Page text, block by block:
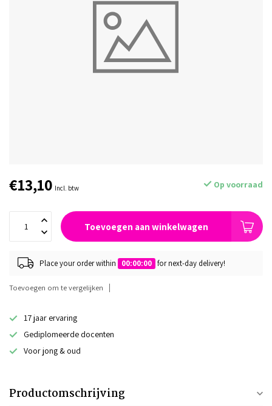
€13,10 Incl. btw Op voorraad
Toevoegen aan winkelwagen
Place your order within 00:00:00 for next-day delivery!
Toevoegen om te vergelijken
17 jaar ervaring
Gediplomeerde docenten
Voor jong & oud
Productomschrijving